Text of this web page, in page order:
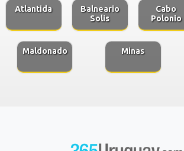
Atlantida
Balneario
Solis
Cabo
Polonio
Maldonado Minas